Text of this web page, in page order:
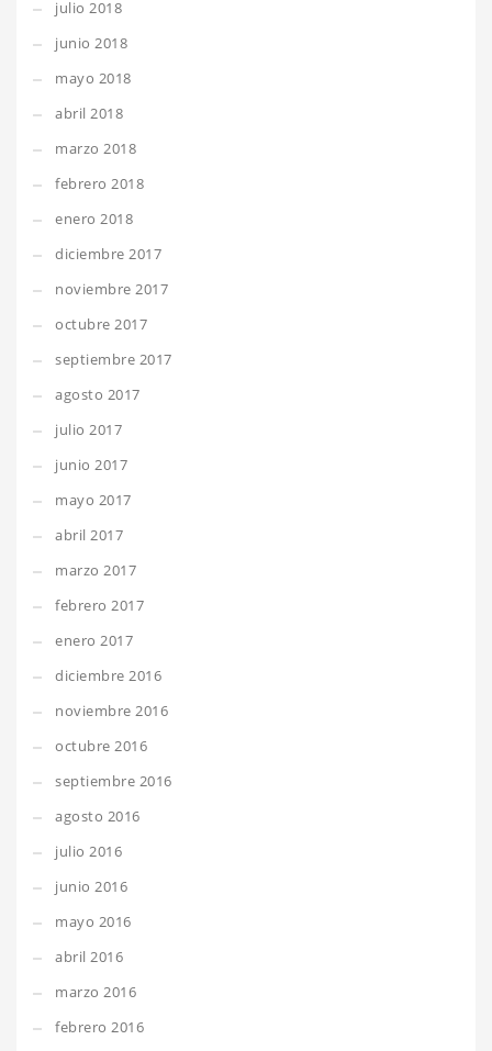
julio 2018
junio 2018
mayo 2018
abril 2018
marzo 2018
febrero 2018
enero 2018
diciembre 2017
noviembre 2017
octubre 2017
septiembre 2017
agosto 2017
julio 2017
junio 2017
mayo 2017
abril 2017
marzo 2017
febrero 2017
enero 2017
diciembre 2016
noviembre 2016
octubre 2016
septiembre 2016
agosto 2016
julio 2016
junio 2016
mayo 2016
abril 2016
marzo 2016
febrero 2016